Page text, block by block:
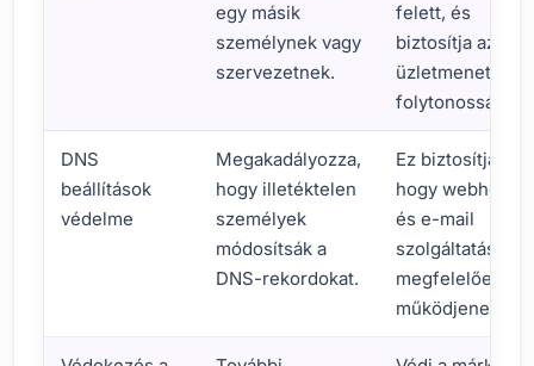
egy másik
személynek vagy
szervezetnek.
felett, és
biztosítja az
üzletmenet
folytonosságát.
DNS
beállítások
védelme
Megakadályozza,
hogy illetéktelen
személyek
módosítsák a
DNS-rekordokat.
Ez biztosítja,
hogy webhelye
és e-mail
szolgáltatásai
megfelelően
működjenek.